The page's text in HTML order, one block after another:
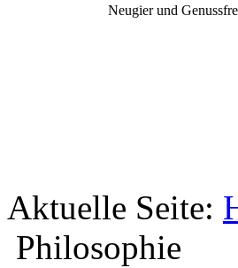
Neugier und
Geheimnisse, die
keine sind.
Ein Potpourri
Für Liebhaber der
regionalen Küche.
Aktuelle Seite:
Philosophie